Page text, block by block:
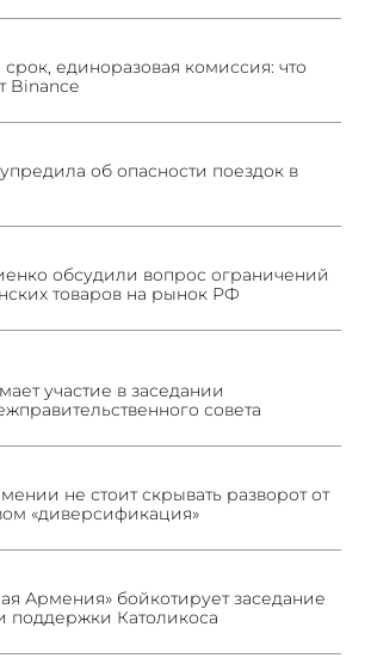
единоразовая комиссия: что
Binance
об опасности поездок в
обсудили вопрос ограничений
товаров на рынок РФ
участие в заседании
совета
не стоит скрывать разворот от
«диверсификация»
Армения» бойкотирует заседание
поддержки Католикоса